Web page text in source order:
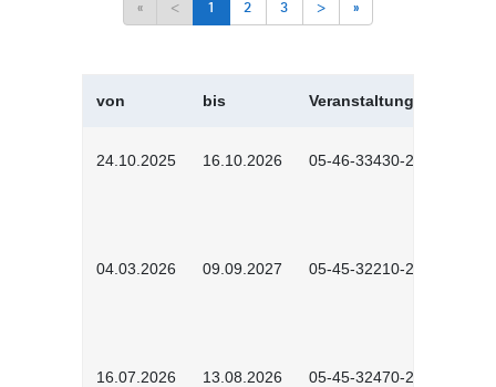
« < 1 2 3 > »
von bis Veranstaltungskürzel
24.10.2025 16.10.2026 05-46-33430-2501
04.03.2026 09.09.2027 05-45-32210-2601
16.07.2026 13.08.2026 05-45-32470-2601